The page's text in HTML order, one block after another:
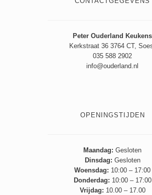
Peter Ouderland Keukens
Kerkstraat 36 3764 CT,
035 588 2902
info@ouderland.nl
OPENINGSTIJDEN
Maandag: Gesloten
Dinsdag: Gesloten
Woensdag: 10:00 – 17:00
Donderdag: 10:00 – 17:00
Vrijdag: 10.00 – 17.00